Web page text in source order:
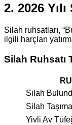
2. 2026
Silah ruhsatları,
ilgili harçları
Silah Ruhsatı
Silah
Silah
Yivli Av